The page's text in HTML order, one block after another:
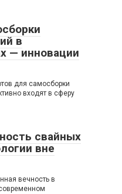
в
— инновации
для самосборки
входят в сферу
свайных
вне
вечность в